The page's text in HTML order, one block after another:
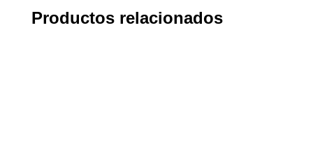
Productos relacionados